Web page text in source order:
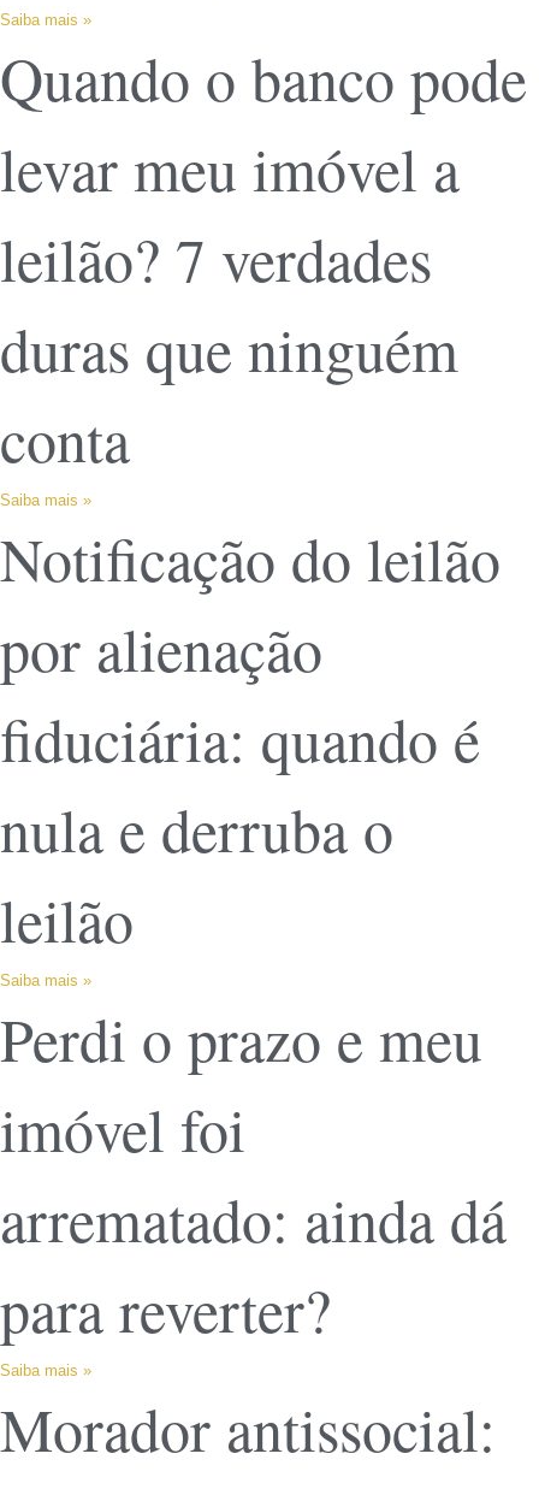
Saiba mais »
Quando o banco pode
levar meu imóvel a
leilão? 7 verdades
duras que ninguém
conta
Saiba mais »
Notificação do leilão
por alienação
fiduciária: quando é
nula e derruba o
leilão
Saiba mais »
Perdi o prazo e meu
imóvel foi
arrematado: ainda dá
para reverter?
Saiba mais »
Morador antissocial: